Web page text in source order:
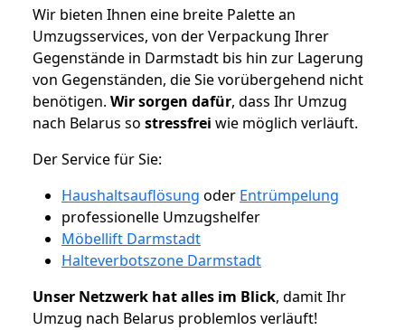
Wir bieten Ihnen eine breite Palette an
Umzugsservices, von der Verpackung Ihrer
Gegenstände in Darmstadt bis hin zur Lagerung
von Gegenständen, die Sie vorübergehend nicht
benötigen. Wir sorgen dafür, dass Ihr Umzug
nach Belarus so stressfrei wie möglich verläuft.
Der Service für Sie:
Haushaltsauflösung oder Entrümpelung
professionelle Umzugshelfer
Möbellift Darmstadt
Halteverbotszone Darmstadt
Unser Netzwerk hat alles im Blick, damit Ihr
Umzug nach Belarus problemlos verläuft!